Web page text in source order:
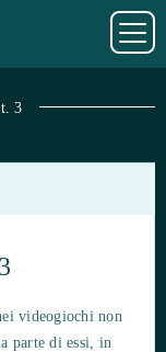
3
videogiochi non
parte di essi, in